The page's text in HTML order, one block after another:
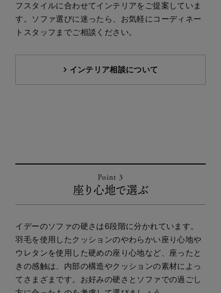
フスタイルに合わせてインテリアをご提案していま
す。ソファ選びに迷ったら、お気軽にコーディネー
トスタッフまでご相談ください。
インテリア相談について
Point 3
座り心地で選ぶ
イデーのソファの硬さは6段階に分かれています。
羽毛を使用したクッションのやわらかい座り心地や
ウレタンを使用した硬めの座り心地など、座ったと
きの感触は、内部の構造やクッションの素材によっ
てさまざまです。お好みの硬さとソファでの過ごし